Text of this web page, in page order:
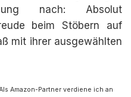
nach: Absolut
beim Stöbern auf
mit ihrer ausgewählten
Amazon-Partner verdiene ich an